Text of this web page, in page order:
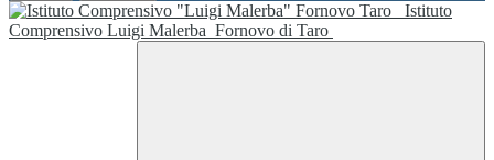
Istituto
Comprensivo Luigi Malerba Fornovo di Taro